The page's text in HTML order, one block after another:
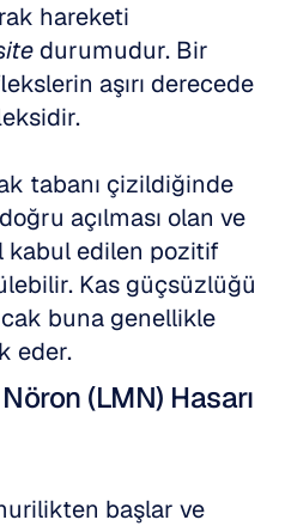
hareketi
durumudur. Bir
aşırı derecede
tabanı çizildiğinde
açılması olan ve
kabul edilen pozitif
Kas güçsüzlüğü
buna genellikle
eder.
(LMN) Hasarı
başlar ve